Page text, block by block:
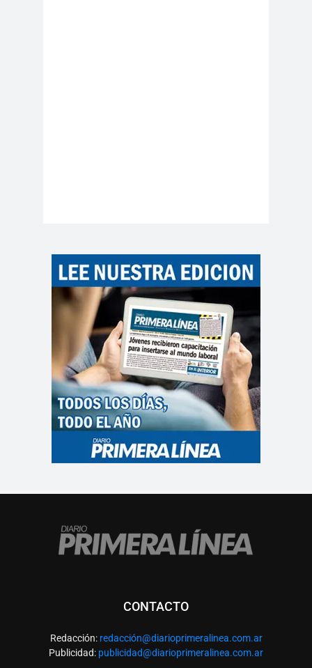
CONTACTO
Redacción: redacción@diarioprimeralinea.com.ar
Publicidad: publicidad@diarioprimeralinea.com.ar